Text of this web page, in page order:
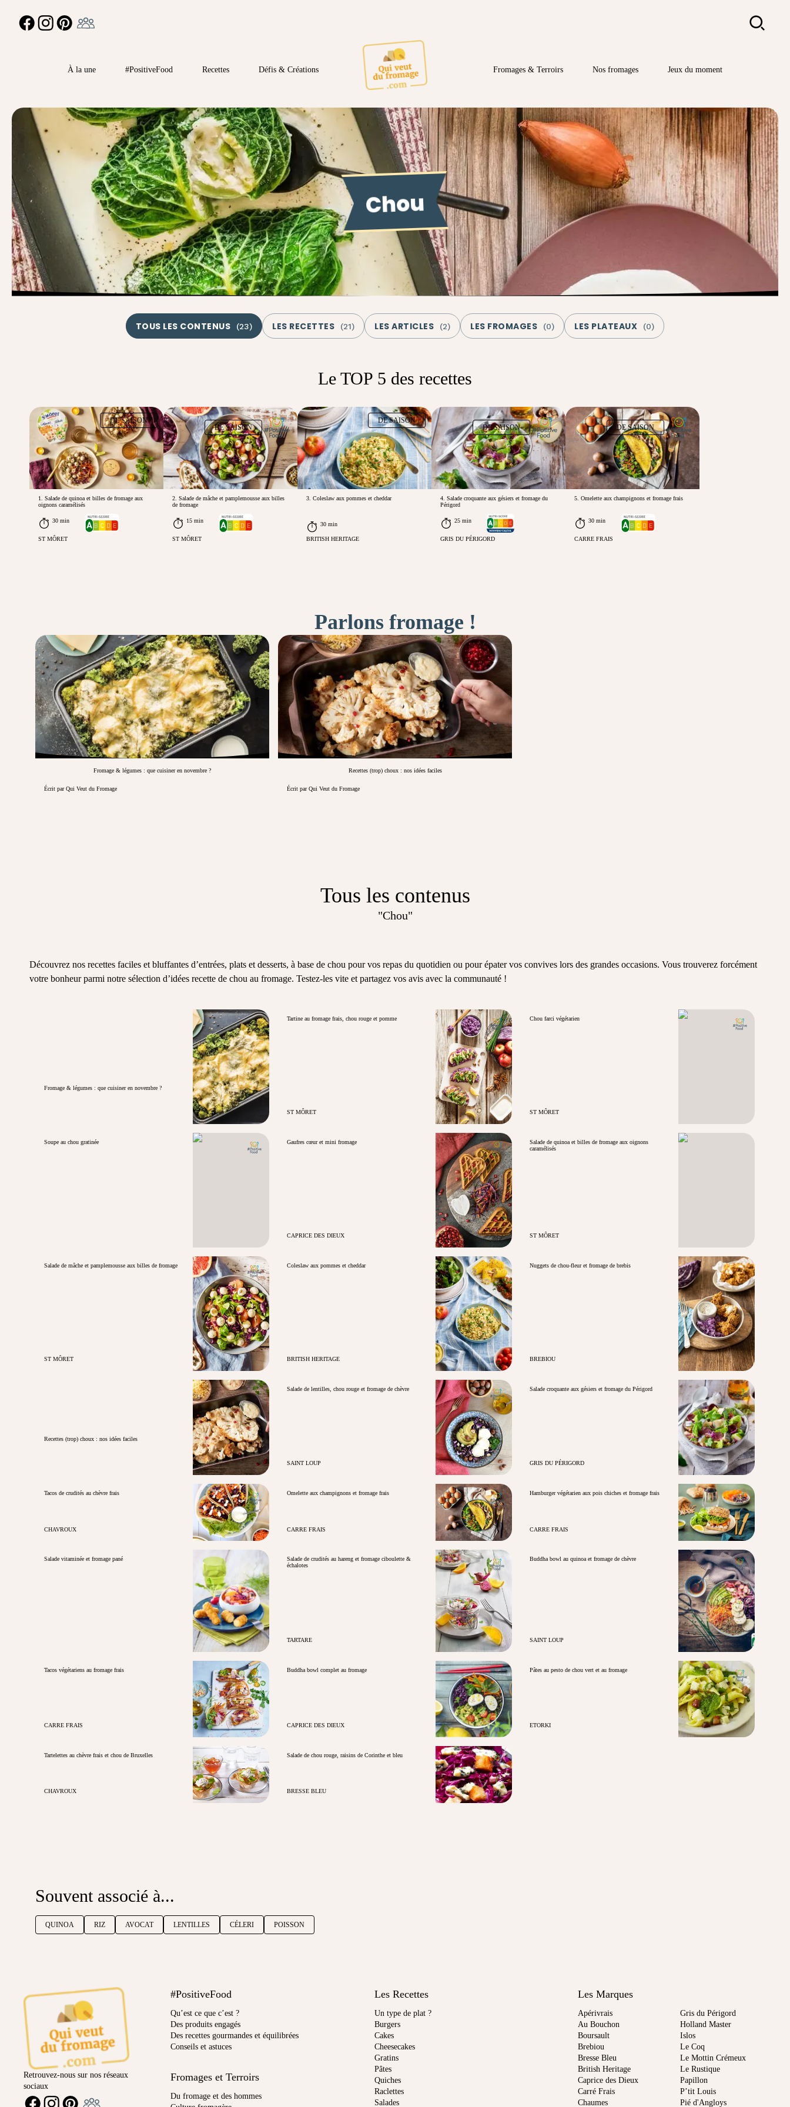
FACEBOOKINSTAGRAMPINTEREST Rechercher
À la une #PositiveFood Recettes Défis & Créations Fromages & Terroirs Nos fromages Jeux du moment
Chou
TOUS LES CONTENUS (23) LES RECETTES (21) LES ARTICLES (2) LES FROMAGES (0) LES PLATEAUX (0)
Le TOP 5 des recettes
DE SAISON
1. Salade de quinoa et billes de fromage aux
oignons caramélisés
30 min
ST MÔRET
DE SAISON
2. Salade de mâche et pamplemousse aux billes
de fromage
15 min
ST MÔRET
DE SAISON
3. Coleslaw aux pommes et cheddar
30 min
BRITISH HERITAGE
DE SAISON
4. Salade croquante aux gésiers et fromage du
Périgord
25 min
GRIS DU PÉRIGORD
DE SAISON
5. Omelette aux champignons et fromage frais
30 min
CARRE FRAIS
Parlons fromage !
Fromage & légumes : que cuisiner en novembre ?
Écrit par Qui Veut du Fromage
Recettes (trop) choux : nos idées faciles
Écrit par Qui Veut du Fromage
Tous les contenus
"Chou"
Découvrez nos recettes faciles et bluffantes d’entrées, plats et desserts, à base de chou pour vos repas du quotidien ou pour épater vos convives lors des grandes occasions. Vous trouverez forcément
votre bonheur parmi notre sélection d’idées recette de chou au fromage. Testez-les vite et partagez vos avis avec la communauté !
Fromage & légumes : que cuisiner en novembre ?
Tartine au fromage frais, chou rouge et pomme
ST MÔRET
Chou farci végétarien
ST MÔRET
Soupe au chou gratinée Gaufres cœur et mini fromage
CAPRICE DES DIEUX
Salade de quinoa et billes de fromage aux oignons
caramélisés
ST MÔRET
Salade de mâche et pamplemousse aux billes de fromage
ST MÔRET
Coleslaw aux pommes et cheddar
BRITISH HERITAGE
Nuggets de chou-fleur et fromage de brebis
BREBIOU
Recettes (trop) choux : nos idées faciles
Salade de lentilles, chou rouge et fromage de chèvre
SAINT LOUP
Salade croquante aux gésiers et fromage du Périgord
GRIS DU PÉRIGORD
Tacos de crudités au chèvre frais
CHAVROUX
Omelette aux champignons et fromage frais
CARRE FRAIS
Hamburger végétarien aux pois chiches et fromage frais
CARRE FRAIS
Salade vitaminée et fromage pané
Salade de crudités au hareng et fromage ciboulette &
échalotes
TARTARE
Buddha bowl au quinoa et fromage de chèvre
SAINT LOUP
Tacos végétariens au fromage frais
CARRE FRAIS
Buddha bowl complet au fromage
CAPRICE DES DIEUX
Pâtes au pesto de chou vert et au fromage
ETORKI
Tartelettes au chèvre frais et chou de Bruxelles
CHAVROUX
Salade de chou rouge, raisins de Corinthe et bleu
BRESSE BLEU
Souvent associé à...
QUINOA RIZ AVOCAT LENTILLES CÉLERI POISSON
Retrouvez-nous sur nos réseaux
sociaux
FACEBOOKINSTAGRAMPINTEREST
#PositiveFood
Qu’est ce que c’est ?
Des produits engagés
Des recettes gourmandes et équilibrées
Conseils et astuces
Fromages et Terroirs
Du fromage et des hommes
Les Recettes
Un type de plat ?
Burgers
Cakes
Cheesecakes
Gratins
Pâtes
Quiches
Raclettes
Salades
Les Marques
Apérivrais
Au Bouchon
Boursault
Brebiou
Bresse Bleu
British Heritage
Caprice des Dieux
Carré Frais
Chaumes
Gris du Périgord
Holland Master
Islos
Le Coq
Le Mottin Crémeux
Le Rustique
Papillon
P’tit Louis
Pié d'Angloys